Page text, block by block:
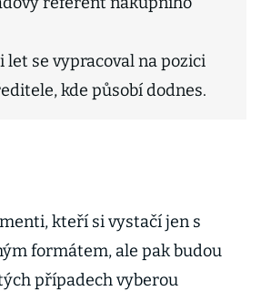
let se vypracoval na pozici
kde působí dodnes.
kteří si vystačí jen s
formátem, ale pak budou
případech vyberou